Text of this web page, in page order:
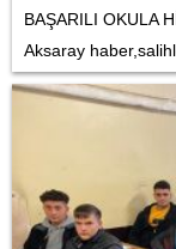
BAŞARILI OKULA
Aksaray